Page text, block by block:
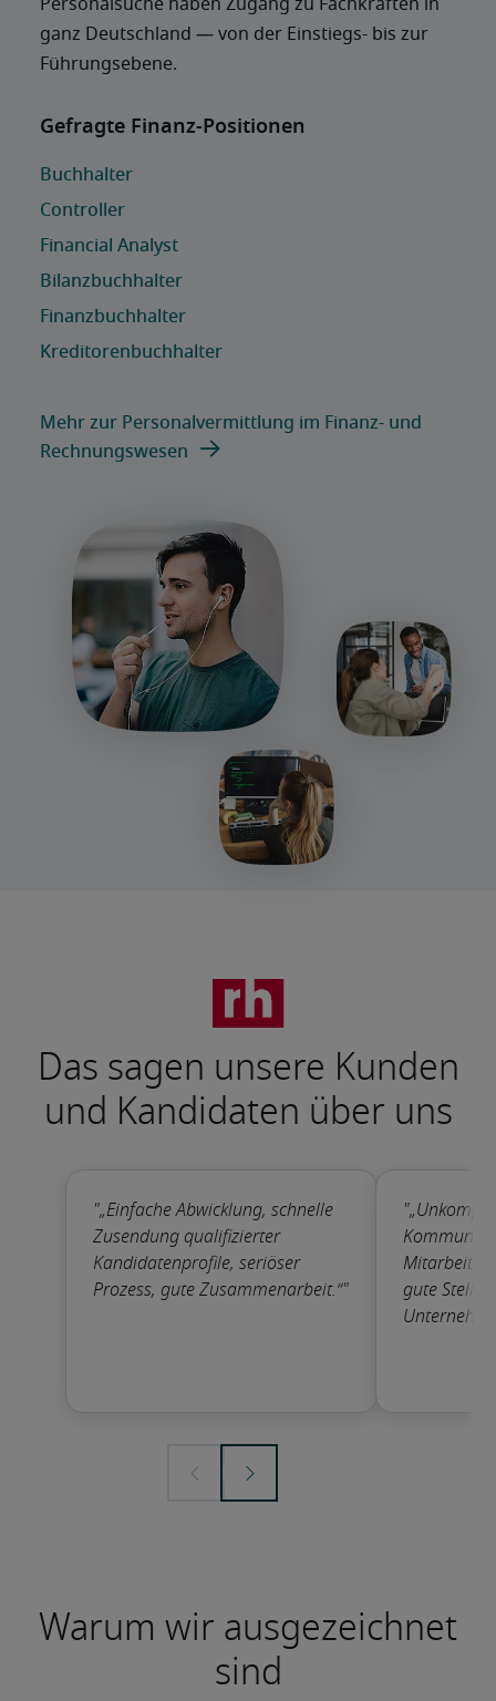
Personalsuche haben Zugang zu Fachkräften in
ganz Deutschland — von der Einstiegs- bis zur
Führungsebene.
Mehr zur Personalvermittlung im Finanz- und
Rechnungswesen
Das sagen unsere Kunden
und Kandidaten über uns
Warum wir ausgezeichnet
sind